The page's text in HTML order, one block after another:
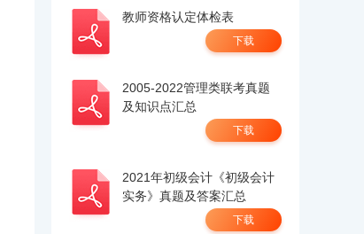
教师资格认定体检表
下载
2005-2022管理类联考真题
及知识点汇总
下载
2021年初级会计《初级会计
实务》真题及答案汇总
下载